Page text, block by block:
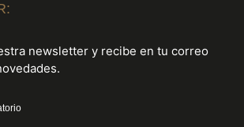
newsletter y recibe en tu correo